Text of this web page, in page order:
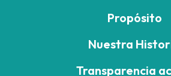
Propósito
Nuestra
Transparencia